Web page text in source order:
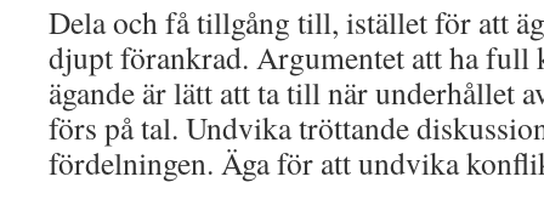
Dela och få tillgång till, istället för att
djupt förankrad. Argumentet att ha
ägande är lätt att ta till när underhållet
förs på tal. Undvika tröttande
fördelningen. Äga för att undvika